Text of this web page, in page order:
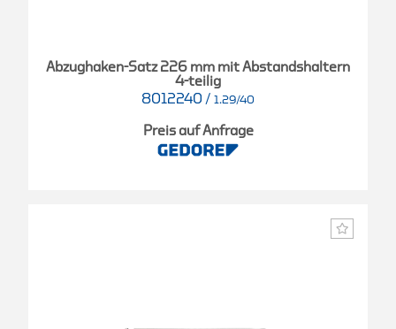
Abzughaken-Satz 226 mm mit Abstandshaltern
4-teilig
8012240 / 1.29/40
Preis auf Anfrage